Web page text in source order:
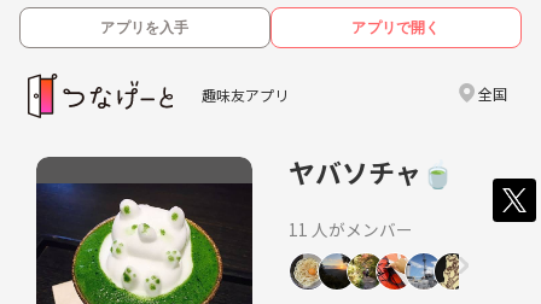
アプリを入手 アプリで開く
趣味友アプリ 全国
ヤバソチャ🍵
11 人がメンバー